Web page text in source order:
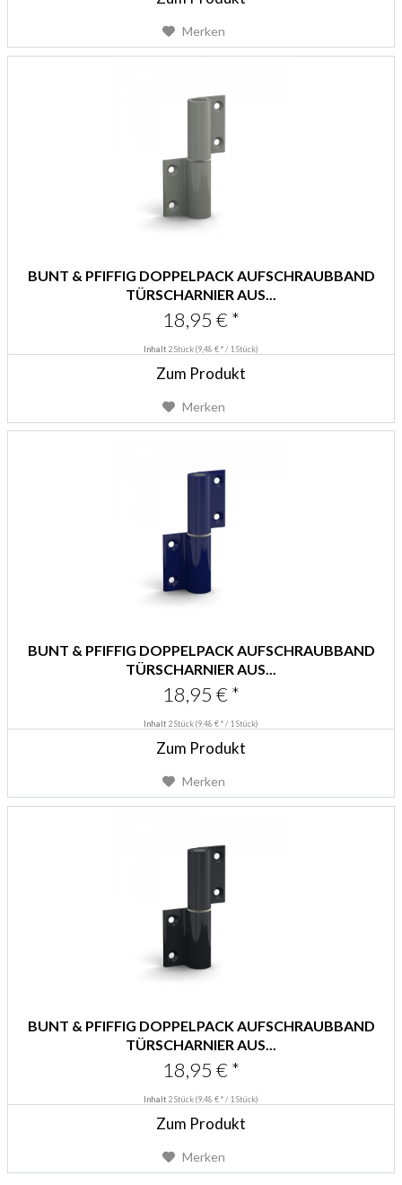
Merken
BUNT & PFIFFIG DOPPELPACK AUFSCHRAUBBAND
TÜRSCHARNIER AUS...
18,95 € *
Inhalt 2 Stück(9,48 € * / 1 Stück)
Zum Produkt
Merken
BUNT & PFIFFIG DOPPELPACK AUFSCHRAUBBAND
TÜRSCHARNIER AUS...
18,95 € *
Inhalt 2 Stück(9,48 € * / 1 Stück)
Zum Produkt
Merken
BUNT & PFIFFIG DOPPELPACK AUFSCHRAUBBAND
TÜRSCHARNIER AUS...
18,95 € *
Inhalt 2 Stück(9,48 € * / 1 Stück)
Zum Produkt
Merken